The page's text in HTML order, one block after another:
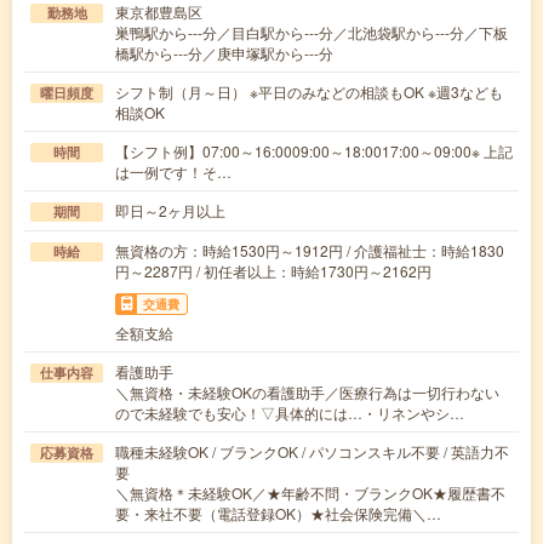
勤務地
東京都豊島区
巣鴨駅から---分／目白駅から---分／北池袋駅から---分／下板
橋駅から---分／庚申塚駅から---分
曜日頻度
シフト制（月～日） ※平日のみなどの相談もOK ※週3なども
相談OK
時間
【シフト例】07:00～16:0009:00～18:0017:00～09:00※ 上記
は一例です！そ…
期間 即日～2ヶ月以上
時給
無資格の方：時給1530円～1912円 / 介護福祉士：時給1830
円～2287円 / 初任者以上：時給1730円～2162円
交通費
全額支給
仕事内容
看護助手
＼無資格・未経験OKの看護助手／医療行為は一切行わない
ので未経験でも安心！▽具体的には…・リネンやシ…
応募資格
職種未経験OK / ブランクOK / パソコンスキル不要 / 英語力不
要
＼無資格＊未経験OK／★年齢不問・ブランクOK★履歴書不
要・来社不要（電話登録OK）★社会保険完備＼…